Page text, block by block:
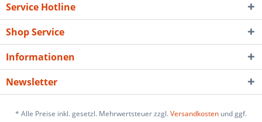
Service Hotline
Shop Service
Informationen
Newsletter
* Alle Preise inkl. gesetzl. Mehrwertsteuer zzgl.Versandkosten und ggf.